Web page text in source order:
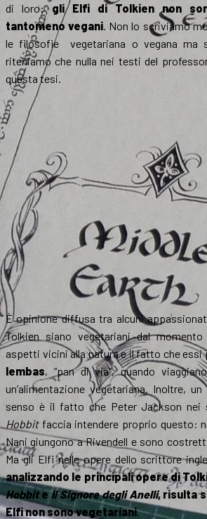
di loro: gli Elfi di Tolkien non
tantomeno vegani. Non lo scriviamo
le filosofie vegetariana o vegana ma
riteniamo che nulla nei testi del
questa tesi.
È opinione diffusa tra alcuni
Tolkien siano vegetariani dal
aspetti vicini alla natura e il fatto che essi
lembas, “pan di via”, quando
un’alimentazione vegetariana. Inoltre,
senso è il fatto che Peter Jackson nei
Hobbitfaccia intendere proprio questo:
Nani giungono a Rivendell e sono
Ma gli Elfi nelle opere dello scrittore
analizzando le principali opere di
HobbiteIl Signore degli Anelli, risulta
Elfi non sono vegetariani.